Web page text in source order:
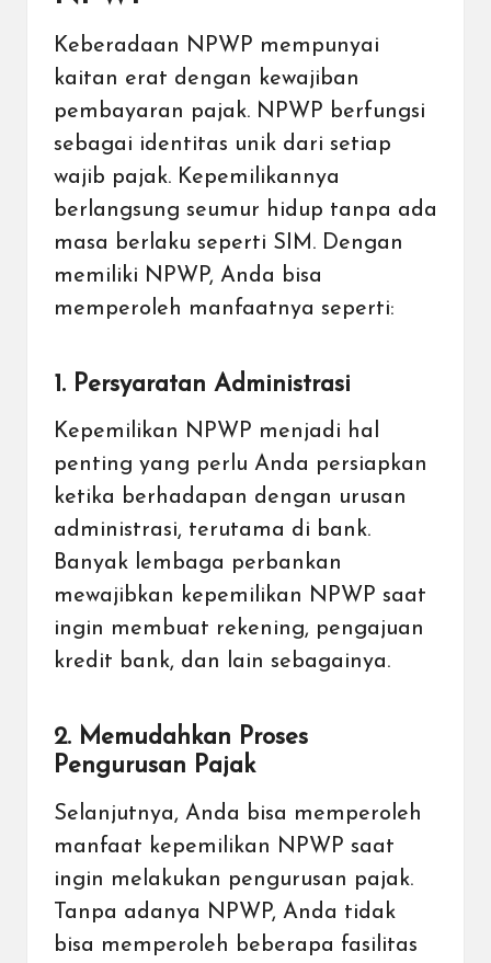
Keberadaan NPWP mempunyai
kaitan erat dengan kewajiban
pembayaran pajak. NPWP berfungsi
sebagai identitas unik dari setiap
wajib pajak. Kepemilikannya
berlangsung seumur hidup tanpa ada
masa berlaku seperti SIM. Dengan
memiliki NPWP, Anda bisa
memperoleh manfaatnya seperti:
1. Persyaratan Administrasi
Kepemilikan NPWP menjadi hal
penting yang perlu Anda persiapkan
ketika berhadapan dengan urusan
administrasi, terutama di bank.
Banyak lembaga perbankan
mewajibkan kepemilikan NPWP saat
ingin membuat rekening, pengajuan
kredit bank, dan lain sebagainya.
2. Memudahkan Proses
Pengurusan Pajak
Selanjutnya, Anda bisa memperoleh
manfaat kepemilikan NPWP saat
ingin melakukan pengurusan pajak.
Tanpa adanya NPWP, Anda tidak
bisa memperoleh beberapa fasilitas